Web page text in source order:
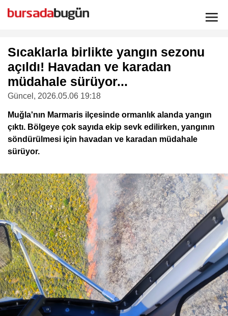
Sıcaklarla birlikte yangın sezonu
açıldı! Havadan ve karadan
müdahale sürüyor...
Güncel , 2026.05.06 19:18
Muğla'nın Marmaris ilçesinde ormanlık alanda yangın
çıktı. Bölgeye çok sayıda ekip sevk edilirken, yangının
söndürülmesi için havadan ve karadan müdahale
sürüyor.